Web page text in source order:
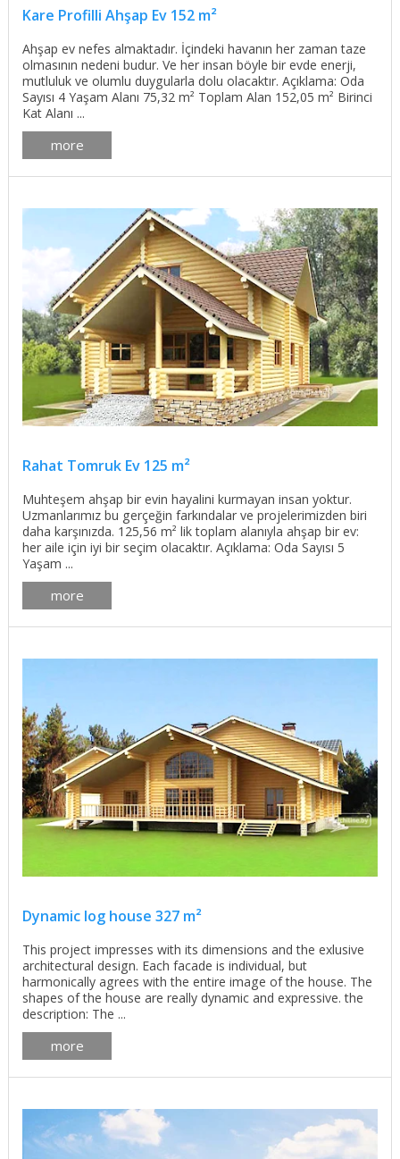
Kare Profilli Ahşap Ev 152 m²
Ahşap ev nefes almaktadır. İçindeki havanın her zaman taze
olmasının nedeni budur. Ve her insan böyle bir evde enerji,
mutluluk ve olumlu duygularla dolu olacaktır. Açıklama: Oda
Sayısı 4 Yaşam Alanı 75,32 m² Toplam Alan 152,05 m² Birinci
Kat Alanı ...
more
Rahat Tomruk Ev 125 m²
Muhteşem ahşap bir evin hayalini kurmayan insan yoktur.
Uzmanlarımız bu gerçeğin farkındalar ve projelerimizden biri
daha karşınızda. 125,56 m² lik toplam alanıyla ahşap bir ev:
her aile için iyi bir seçim olacaktır. Açıklama: Oda Sayısı 5
Yaşam ...
more
Dynamic log house 327 m²
This project impresses with its dimensions and the exlusive
architectural design. Each facade is individual, but
harmonically agrees with the entire image of the house. The
shapes of the house are really dynamic and expressive. the
description: The ...
more